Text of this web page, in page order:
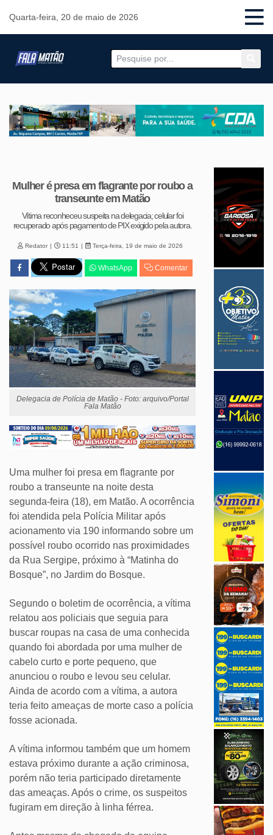
Quarta-feira, 20 de maio de 2026
Mulher é presa em flagrante por roubo a
transeunte em Matão
Vítima reconheceu suspeita na delegacia; celular foi
recuperado após pagamento de PIX exigido pela autora.
Redator 11:51 Terça-feira, 19 de maio de 2026
WhatsApp Comentar
Delegacia de Polícia de Matão - Foto: arquivo/Portal
Fala Matão
Uma mulher foi presa em flagrante por
roubo a transeunte na noite desta
segunda-feira (18), em Matão. A ocorrência
foi atendida pela Polícia Militar após
acionamento via 190 informando sobre um
possível roubo ocorrido nas proximidades
da Rua Sergipe, próximo à “Matinha do
Bosque”, no Jardim do Bosque.
Segundo o boletim de ocorrência, a vítima
relatou aos policiais que seguia para
buscar roupas na casa de uma conhecida
quando foi abordada por uma mulher de
cabelo curto e porte pequeno, que
anunciou o roubo e levou seu celular.
Ainda de acordo com a vítima, a autora
teria feito ameaças de morte caso a polícia
fosse acionada.
A vítima informou também que um homem
estava próximo durante a ação criminosa,
porém não teria participado diretamente
das ameaças. Após o crime, os suspeitos
fugiram em direção à linha férrea.